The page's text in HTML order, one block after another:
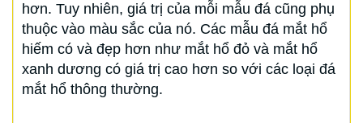
hơn. Tuy nhiên, giá trị của mỗi mẫu đá cũng phụ
thuộc vào màu sắc của nó. Các mẫu đá mắt hổ
hiếm có và đẹp hơn như mắt hổ đỏ và mắt hổ
xanh dương có giá trị cao hơn so với các loại đá
mắt hổ thông thường.